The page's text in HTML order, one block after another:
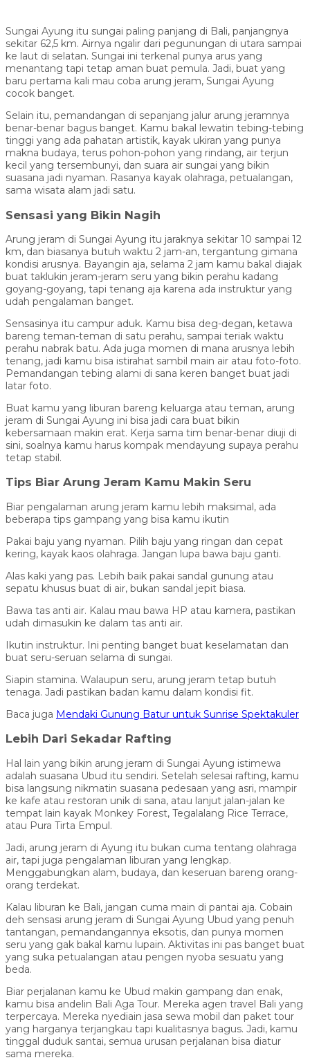
Sungai Ayung itu sungai paling panjang di Bali, panjangnya
sekitar 62,5 km. Airnya ngalir dari pegunungan di utara sampai
ke laut di selatan. Sungai ini terkenal punya arus yang
menantang tapi tetap aman buat pemula. Jadi, buat yang
baru pertama kali mau coba arung jeram, Sungai Ayung
cocok banget.
Selain itu, pemandangan di sepanjang jalur arung jeramnya
benar-benar bagus banget. Kamu bakal lewatin tebing-tebing
tinggi yang ada pahatan artistik, kayak ukiran yang punya
makna budaya, terus pohon-pohon yang rindang, air terjun
kecil yang tersembunyi, dan suara air sungai yang bikin
suasana jadi nyaman. Rasanya kayak olahraga, petualangan,
sama wisata alam jadi satu.
Sensasi yang Bikin Nagih
Arung jeram di Sungai Ayung itu jaraknya sekitar 10 sampai 12
km, dan biasanya butuh waktu 2 jam-an, tergantung gimana
kondisi arusnya. Bayangin aja, selama 2 jam kamu bakal diajak
buat taklukin jeram-jeram seru yang bikin perahu kadang
goyang-goyang, tapi tenang aja karena ada instruktur yang
udah pengalaman banget.
Sensasinya itu campur aduk. Kamu bisa deg-degan, ketawa
bareng teman-teman di satu perahu, sampai teriak waktu
perahu nabrak batu. Ada juga momen di mana arusnya lebih
tenang, jadi kamu bisa istirahat sambil main air atau foto-foto.
Pemandangan tebing alami di sana keren banget buat jadi
latar foto.
Buat kamu yang liburan bareng keluarga atau teman, arung
jeram di Sungai Ayung ini bisa jadi cara buat bikin
kebersamaan makin erat. Kerja sama tim benar-benar diuji di
sini, soalnya kamu harus kompak mendayung supaya perahu
tetap stabil.
Tips Biar Arung Jeram Kamu Makin Seru
Biar pengalaman arung jeram kamu lebih maksimal, ada
beberapa tips gampang yang bisa kamu ikutin
Pakai baju yang nyaman. Pilih baju yang ringan dan cepat
kering, kayak kaos olahraga. Jangan lupa bawa baju ganti.
Alas kaki yang pas. Lebih baik pakai sandal gunung atau
sepatu khusus buat di air, bukan sandal jepit biasa.
Bawa tas anti air. Kalau mau bawa HP atau kamera, pastikan
udah dimasukin ke dalam tas anti air.
Ikutin instruktur. Ini penting banget buat keselamatan dan
buat seru-seruan selama di sungai.
Siapin stamina. Walaupun seru, arung jeram tetap butuh
tenaga. Jadi pastikan badan kamu dalam kondisi fit.
Baca juga Mendaki Gunung Batur untuk Sunrise Spektakuler
Lebih Dari Sekadar Rafting
Hal lain yang bikin arung jeram di Sungai Ayung istimewa
adalah suasana Ubud itu sendiri. Setelah selesai rafting, kamu
bisa langsung nikmatin suasana pedesaan yang asri, mampir
ke kafe atau restoran unik di sana, atau lanjut jalan-jalan ke
tempat lain kayak Monkey Forest, Tegalalang Rice Terrace,
atau Pura Tirta Empul.
Jadi, arung jeram di Ayung itu bukan cuma tentang olahraga
air, tapi juga pengalaman liburan yang lengkap.
Menggabungkan alam, budaya, dan keseruan bareng orang-
orang terdekat.
Kalau liburan ke Bali, jangan cuma main di pantai aja. Cobain
deh sensasi arung jeram di Sungai Ayung Ubud yang penuh
tantangan, pemandangannya eksotis, dan punya momen
seru yang gak bakal kamu lupain. Aktivitas ini pas banget buat
yang suka petualangan atau pengen nyoba sesuatu yang
beda.
Biar perjalanan kamu ke Ubud makin gampang dan enak,
kamu bisa andelin Bali Aga Tour. Mereka agen travel Bali yang
terpercaya. Mereka nyediain jasa sewa mobil dan paket tour
yang harganya terjangkau tapi kualitasnya bagus. Jadi, kamu
tinggal duduk santai, semua urusan perjalanan bisa diatur
sama mereka.